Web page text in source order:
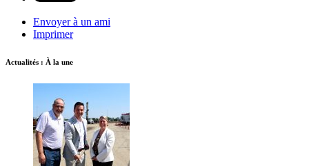
Envoyer à un ami
Imprimer
Actualités : À la une